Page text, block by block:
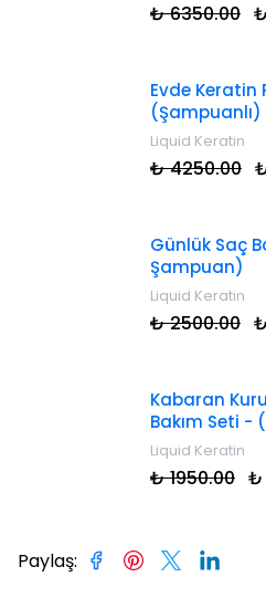
₺ 6350.00
Evde Keratin
(Şampuanlı)
Liquid Keratin
₺ 4250.00
Günlük Saç
Şampuan)
Liquid Keratin
₺ 2500.00
Kabaran
Bakım Seti -
Liquid Keratin
₺ 1950.00 ₺
Paylaş: